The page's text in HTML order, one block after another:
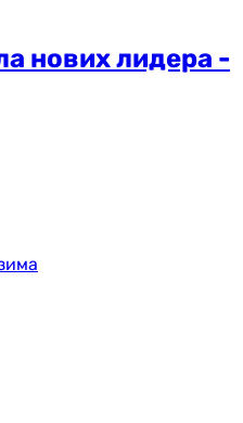
нових лидера -